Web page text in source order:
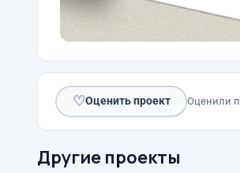
♡Оценить проект Оценили
Другие проекты